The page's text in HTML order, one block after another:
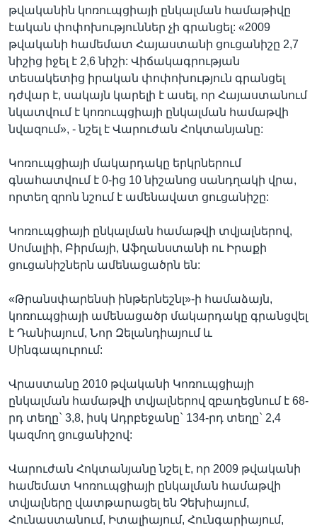
թվականին կոռուպցիայի ընկալման համաթիվը
էական փոփոխություններ չի գրանցել: «2009
թվականի համեմատ Հայաստանի ցուցանիշը 2,7
նիշից իջել է 2,6 նիշի: Վիճակագրության
տեսակետից իրական փոփոխություն գրանցել
դժվար է, սակայն կարելի է ասել, որ Հայաստանում
նկատվում է կոռուպցիայի ընկալման համաթվի
նվազում», - նշել է Վարուժան Հոկտանյանը:
Կոռուպցիայի մակարդակը երկրներում
գնահատվում է 0-ից 10 նիշանոց սանդղակի վրա,
որտեղ զրոն նշում է ամենավատ ցուցանիշը:
Կոռուպցիայի ընկալման համաթվի տվյալներով,
Սոմալիի, Բիրմայի, Աֆղանստանի ու Իրաքի
ցուցանիշներն ամենացածրն են:
«Թրանսփարենսի ինթերնեշնլ»-ի համաձայն,
կոռուպցիայի ամենացածր մակարդակը գրանցվել
է Դանիայում, Նոր Զելանդիայում և
Սինգապուրում:
Վրաստանը 2010 թվականի Կոռուպցիայի
ընկալման համաթվի տվյալներով զբաղեցնում է 68-
րդ տեղը` 3,8, իսկ Ադրբեջանը` 134-րդ տեղը` 2,4
կազմող ցուցանիշով:
Վարուժան Հոկտանյանը նշել է, որ 2009 թվականի
համեմատ Կոռուպցիայի ընկալման համաթվի
տվյալները վատթարացել են Չեխիայում,
Հունաստանում, Իտալիայում, Հունգարիայում,